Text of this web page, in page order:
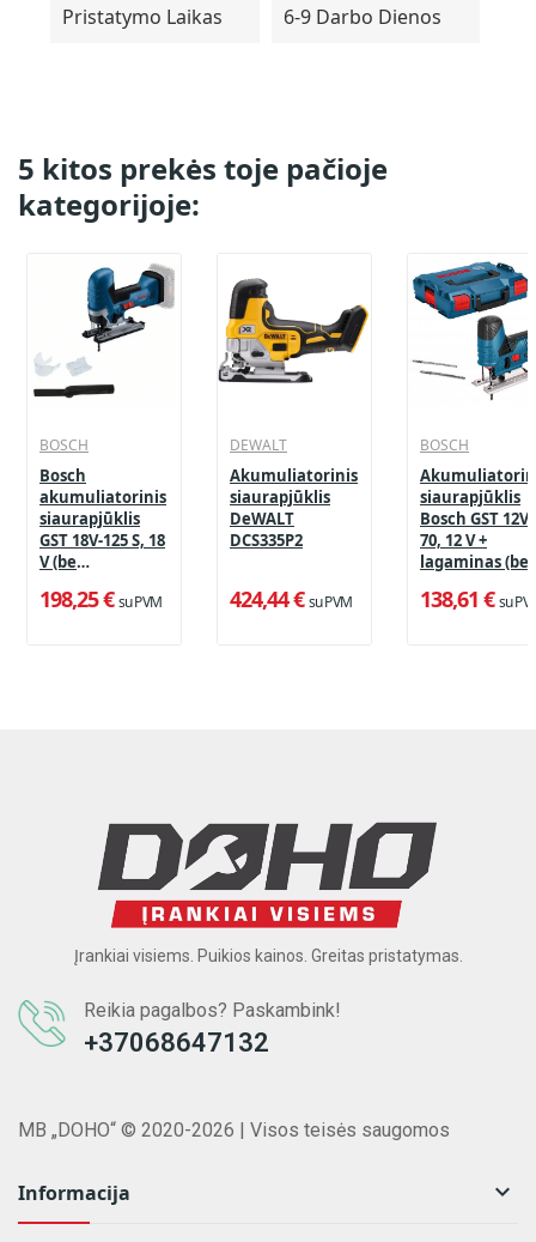
Pristatymo Laikas 6-9 Darbo Dienos
5 kitos prekės toje pačioje
kategorijoje:
BOSCH
Bosch
akumuliatorinis
siaurapjūklis
GST 18V-125 S, 18
V (be
ir įkroviklio)
198,25 € su PVM
DEWALT
Akumuliatorinis
siaurapjūklis
DeWALT
DCS335P2
424,44 € su PVM
BOSCH
siaurapjūklis
Bosch GST 12V-
70, 12 V +
lagaminas (be
ir įkroviklio)
138,61 € su
Įrankiai visiems. Puikios kainos. Greitas pristatymas.
Reikia pagalbos? Paskambink!
+37068647132
MB „DOHO“ © 2020-2026 | Visos teisės saugomos
Informacija 